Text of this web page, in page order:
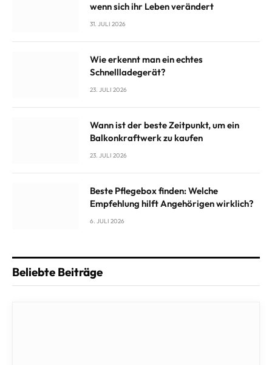
wenn sich ihr Leben verändert
31. JULI 2026
Wie erkennt man ein echtes
Schnellladegerät?
23. JULI 2026
Wann ist der beste Zeitpunkt, um ein
Balkonkraftwerk zu kaufen
23. JULI 2026
Beste Pflegebox finden: Welche
Empfehlung hilft Angehörigen wirklich?
6. JULI 2026
Beliebte Beiträge